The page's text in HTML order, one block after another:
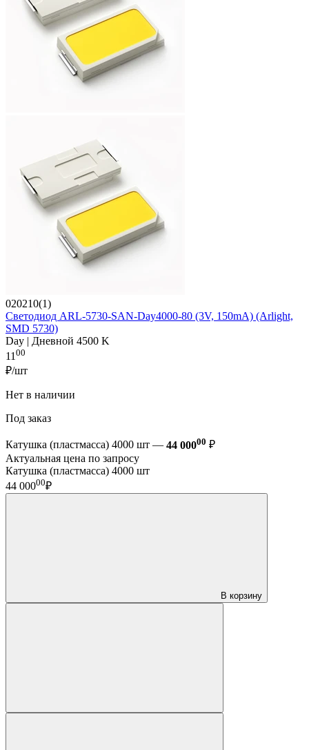
020210(1)
Светодиод ARL-5730-SAN-Day4000-80 (3V, 150mA) (Arlight,
SMD 5730)
Day | Дневной 4500 K
1100
₽/шт
Нет в наличии
Под заказ
Катушка (пластмасса) 4000 шт — 44 00000 ₽
Актуальная цена по запросу
Катушка (пластмасса) 4000 шт
44 00000₽
В корзину